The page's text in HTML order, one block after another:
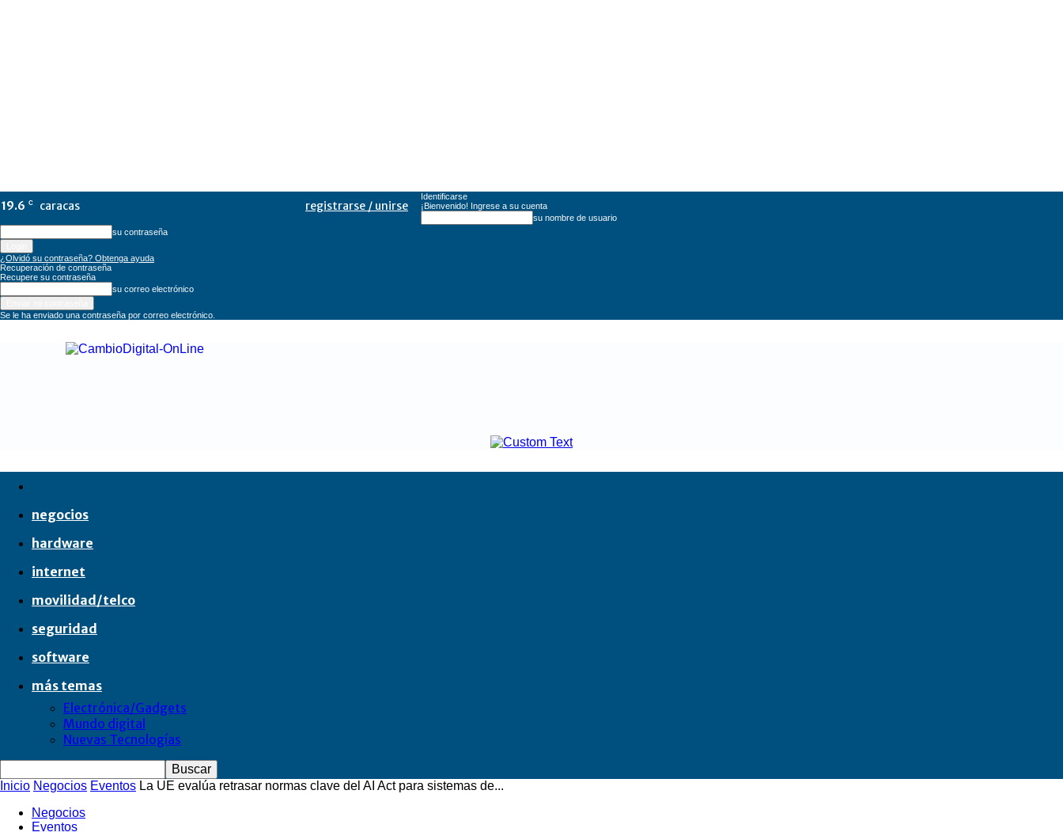
19.6 C caracas registrarse / unirse
Identificarse
¡Bienvenido! Ingrese a su cuenta
su nombre de usuario
su contraseña
¿Olvidó su contraseña? Obtenga ayuda
Recuperación de contraseña
Recupere su contraseña
su correo electrónico
Se le ha enviado una contraseña por correo electrónico.
CambioDigital
negocios
hardware
internet
movilidad/telco
seguridad
software
más temas
Electrónica/Gadgets
Mundo digital
Nuevas Tecnologías
Inicio Negocios Eventos La UE evalúa retrasar normas clave del AI Act para sistemas de...
Negocios
Eventos